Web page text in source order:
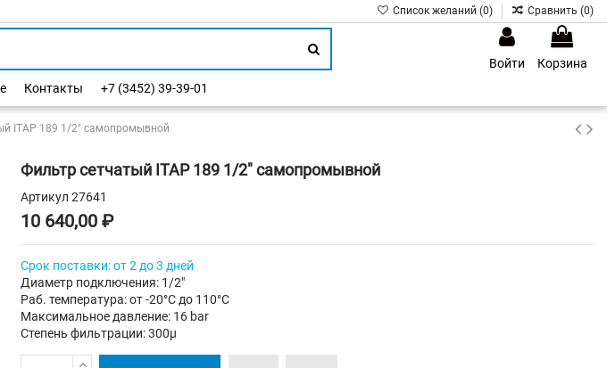
Список желаний (0) Сравнить (0)
Войти
Корзина
Контакты +7 (3452) 39-39-01
ITAP 189 1/2" самопромывной
Фильтр сетчатый ITAP 189 1/2" самопромывной
Артикул 27641
10 640,00 ₽
Срок поставки: от 2 до 3 дней
Диаметр подключения: 1/2"
Раб. температура: от -20°C до 110°C
Максимальное давление: 16 bar
Степень фильтрации: 300µ